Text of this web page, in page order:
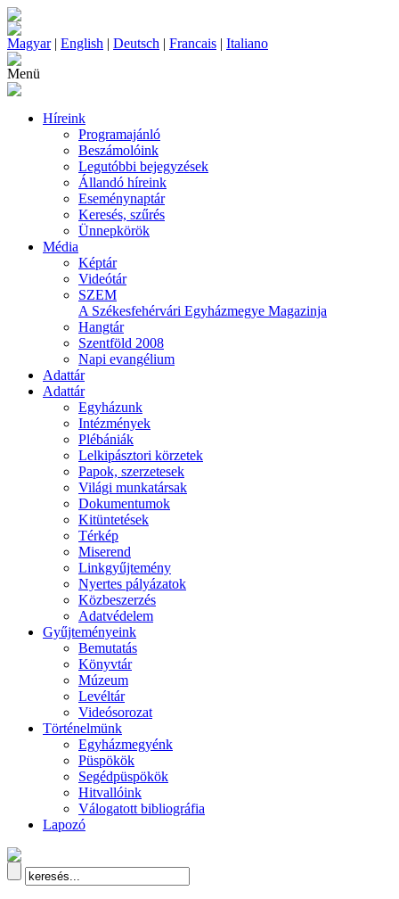
Magyar| English | Deutsch | Francais | Italiano
Menü
Híreink
Programajánló
Beszámolóink
Legutóbbi bejegyzések
Állandó híreink
Eseménynaptár
Keresés, szűrés
Ünnepkörök
Média
Képtár
Videótár
SZEM
A Székesfehérvári Egyházmegye Magazinja
Hangtár
Szentföld 2008
Napi evangélium
Adattár
Adattár
Egyházunk
Intézmények
Plébániák
Lelkipásztori körzetek
Papok, szerzetesek
Világi munkatársak
Dokumentumok
Kitüntetések
Térkép
Miserend
Linkgyűjtemény
Nyertes pályázatok
Közbeszerzés
Adatvédelem
Gyűjteményeink
Bemutatás
Könyvtár
Múzeum
Levéltár
Videósorozat
Történelmünk
Egyházmegyénk
Püspökök
Segédpüspökök
Hitvallóink
Válogatott bibliográfia
Lapozó